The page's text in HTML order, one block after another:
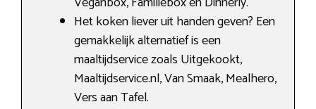
Het koken liever uit handen geven? Een
gemakkelijk alternatief is een
maaltijdservice zoals Uitgekookt,
Maaltijdservice.nl, Van Smaak, Mealhero,
Vers aan Tafel.